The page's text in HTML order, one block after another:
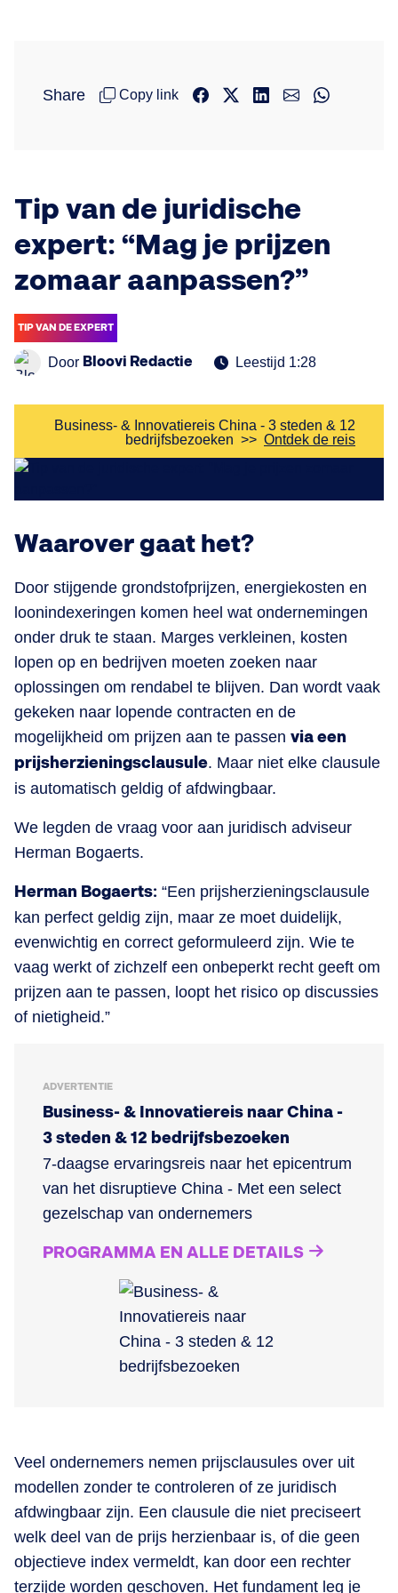
Share Copy link
Tip van de juridische
expert: “Mag je prijzen
zomaar aanpassen?”
TIP VAN DE EXPERT
Door Bloovi Redactie Leestijd 1:28
Business- & Innovatiereis China - 3 steden & 12
bedrijfsbezoeken >> Ontdek de reis
Waarover gaat het?
Door stijgende grondstofprijzen, energiekosten en
loonindexeringen komen heel wat ondernemingen
onder druk te staan. Marges verkleinen, kosten
lopen op en bedrijven moeten zoeken naar
oplossingen om rendabel te blijven. Dan wordt vaak
gekeken naar lopende contracten en de
mogelijkheid om prijzen aan te passen via een
prijsherzieningsclausule. Maar niet elke clausule
is automatisch geldig of afdwingbaar.
We legden de vraag voor aan juridisch adviseur
Herman Bogaerts.
Herman Bogaerts: “Een prijsherzieningsclausule
kan perfect geldig zijn, maar ze moet duidelijk,
evenwichtig en correct geformuleerd zijn. Wie te
vaag werkt of zichzelf een onbeperkt recht geeft om
prijzen aan te passen, loopt het risico op discussies
of nietigheid.”
ADVERTENTIE
Business- & Innovatiereis naar China -
3 steden & 12 bedrijfsbezoeken
7-daagse ervaringsreis naar het epicentrum
van het disruptieve China - Met een select
gezelschap van ondernemers
PROGRAMMA EN ALLE DETAILS
​Veel ondernemers nemen prijsclausules over uit
modellen zonder te controleren of ze juridisch
afdwingbaar zijn. Een clausule die niet preciseert
welk deel van de prijs herzienbaar is, of die geen
objectieve index vermeldt, kan door een rechter
terzijde worden geschoven. Het fundament leg je